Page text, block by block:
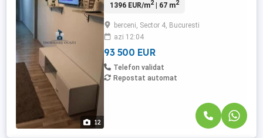
12
ferestre cu geam termopan, parchet,
Mobilat si utilat partial. Se accepta orice
modalitate de plata. Caracteristici: Nr.
camere: 3 Suprafata ...
1396 EUR/m2| 67 m2
berceni, Sector 4, Bucuresti
azi 12:04
93 500 EUR
Telefon validat
Repostat automat